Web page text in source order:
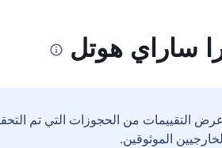
ساراي هوتل
التقييمات من الحجوزات التي تم